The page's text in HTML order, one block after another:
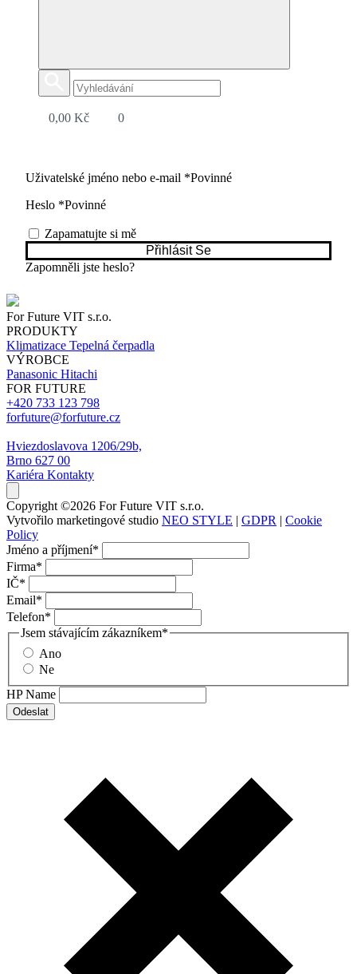
0,00 Kč 0
Uživatelské jméno nebo e-mail *Povinné
Heslo *Povinné
Zapamatujte si mě
Přihlásit Se
Zapomněli jste heslo?
For Future VIT s.r.o.
PRODUKTY
Klimatizace Tepelná čerpadla
VÝROBCE
Panasonic Hitachi
FOR FUTURE
+420 733 123 798
forfuture@forfuture.cz
Hviezdoslavova 1206/29b,
Brno 627 00
Kariéra Kontakty
Copyright ©2026 For Future VIT s.r.o.
Vytvořilo marketingové studio NEO STYLE | GDPR | Cookie
Policy
Jméno a příjmení*
Firma*
IČ*
Email*
Telefon*
Jsem stávajícím zákazníkem*
Ano
Ne
HP Name
Odeslat